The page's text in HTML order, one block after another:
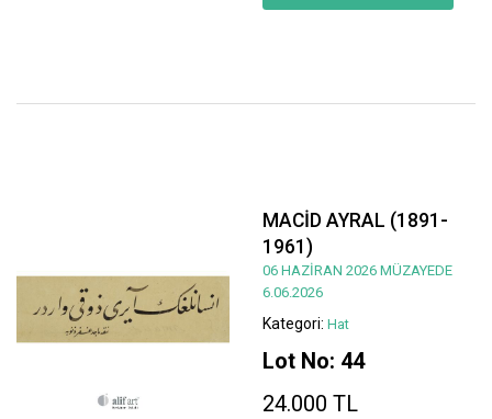
MACİD AYRAL (1891-
1961)
06 HAZİRAN 2026 MÜZAYEDE
6.06.2026
Kategori: Hat
Lot No: 44
24.000 TL